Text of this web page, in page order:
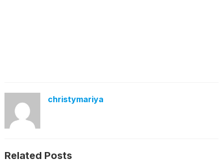
christymariya
Related Posts